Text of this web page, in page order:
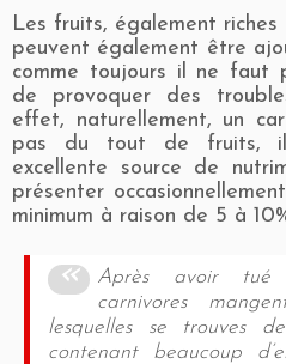
Les fruits, également
peuvent également être
comme toujours il ne faut
de provoquer des
effet, naturellement, un
pas du tout de fruits,
excellente source de
présenter
minimum à raison de 5 à
Après avoir tué
carnivores
lesquelles se trouves
contenant beaucoup